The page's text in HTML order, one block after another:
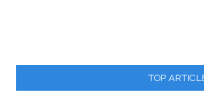
TOP